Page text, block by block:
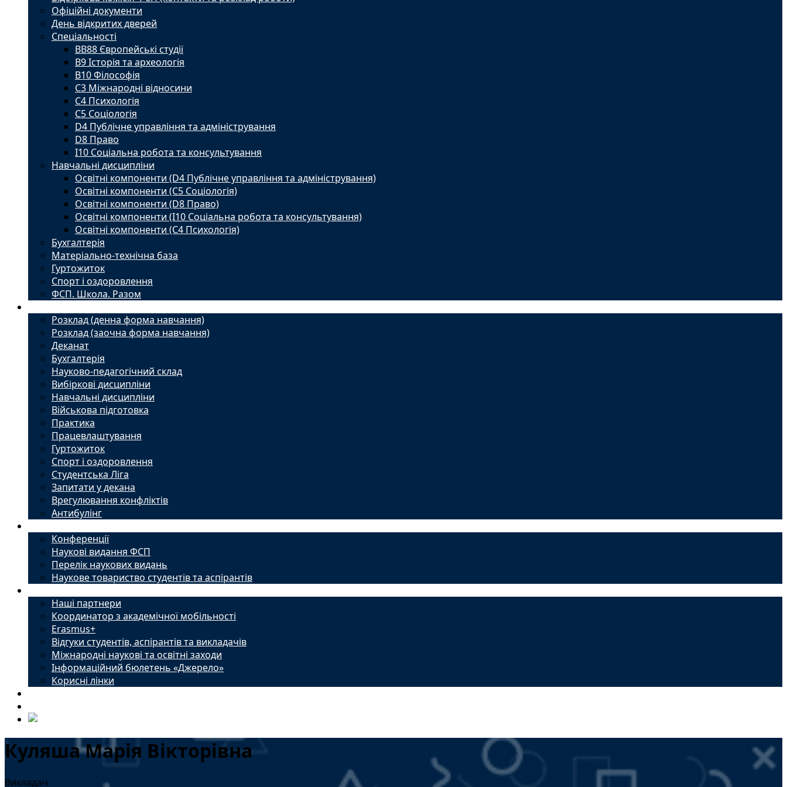
Офіційні документи
День відкритих дверей
Спеціальності
BВ88 Європейські студії
B9 Історія та археологія
B10 Філософія
C3 Міжнародні відносини
C4 Психологія
С5 Соціологія
D4 Публічне управління та адміністрування
D8 Право
I10 Соціальна робота та консультування
Навчальні дисципліни
Освітні компоненти (D4 Публічне управління та адміністрування)
Освітні компоненти (С5 Соціологія)
Освітні компоненти (D8 Право)
Освітні компоненти (I10 Соціальна робота та консультування)
Освітні компоненти (С4 Психологія)
Бухгалтерія
Матеріально-технічна база
Гуртожиток
Спорт і оздоровлення
ФСП. Школа. Разом
Розклад (денна форма навчання)
Розклад (заочна форма навчання)
Деканат
Бухгалтерія
Науково-педагогічний склад
Вибіркові дисципліни
Навчальні дисципліни
Військова підготовка
Практика
Працевлаштування
Гуртожиток
Спорт і оздоровлення
Студентська Ліга
Запитати у декана
Врегулювання конфліктів
Антибулінг
Конференції
Наукові видання ФСП
Перелік наукових видань
Наукове товариство студентів та аспірантів
Наші партнери
Координатор з академічної мобільності
Erasmus+
Відгуки студентів, аспірантів та викладачів
Міжнародні наукові та освітні заходи
Інформаційний бюлетень «Джерело»
Корисні лінки
Куляша Марія Вікторівна
Викладач